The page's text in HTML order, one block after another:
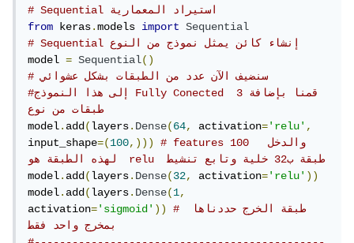
from keras.models import
Sequential
model = Sequential()
# سنضيف الآن عدد من الطبقات بشكل عشوائي
#إلى هذا النموذج Fully Conected قمنا بإضافة 3
model.add(layers.Dense(64, activation='relu',
input_shape=(100,)))
# features 100  والدخل
model.add(layers.Dense(32, activation='relu'))
model.add(layers.Dense(1,
activation='sigmoid'))
# طبقة الخرج حددناها
بمخرج واحد فقط